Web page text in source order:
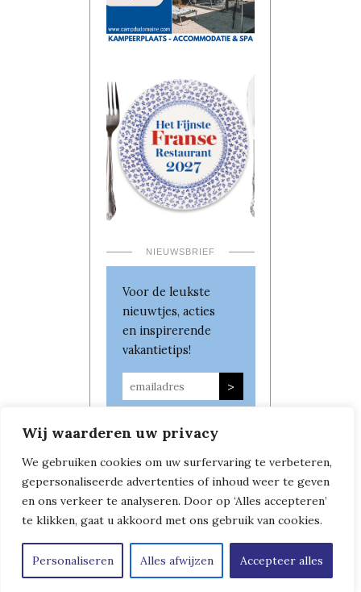
Wij waarderen uw privacy
We gebruiken cookies om uw surfervaring te verbeteren,
gepersonaliseerde advertenties of inhoud weer te geven
en ons verkeer te analyseren. Door op ‘Alles accepteren’
te klikken, gaat u akkoord met ons gebruik van cookies.
Personaliseren Alles afwijzen Accepteer alles
NIEUWSBRIEF
Voor de leukste
nieuwtjes, acties
en inspirerende
vakantietips!
Copyright © Leven in Frankrijk | Algemene Voorwaarden | Privacybeleid